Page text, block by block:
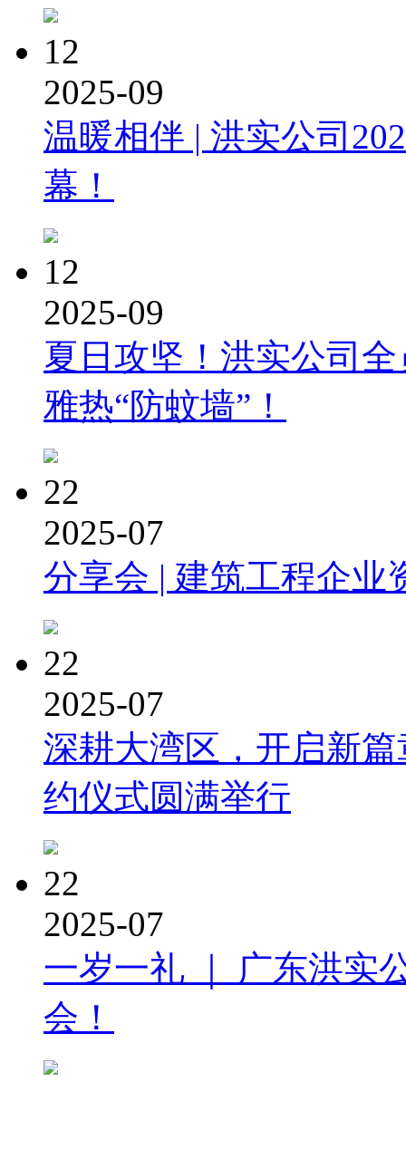
12
2025-09
温暖相伴 | 洪实公司
幕！
12
2025-09
夏日攻坚！洪实公司
雅热“防蚊墙”！
22
2025-07
分享会 | 建筑工程企业
22
2025-07
深耕大湾区，开启新
约仪式圆满举行
22
2025-07
一岁一礼 ｜ 广东洪实
会！